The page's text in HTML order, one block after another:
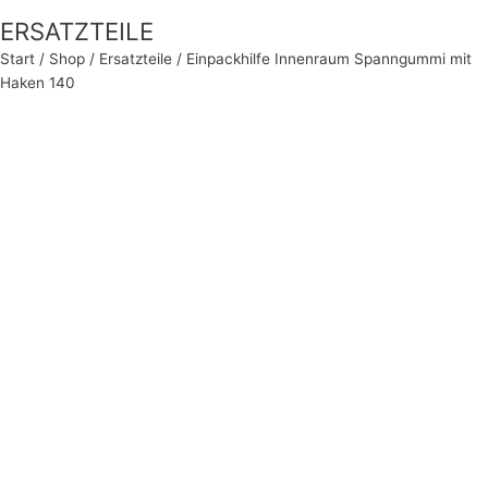
ERSATZTEILE
Start / Shop / Ersatzteile / Einpackhilfe Innenraum Spanngummi mit
Haken 140